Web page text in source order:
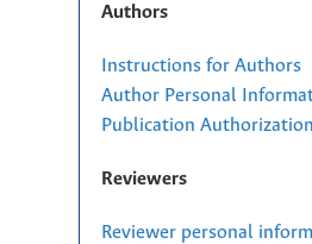
Authors
Instructions for Authors
Author Personal
Publication
Reviewers
Reviewer personal